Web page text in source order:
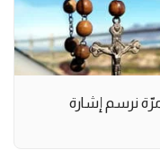
نرسم إشارة